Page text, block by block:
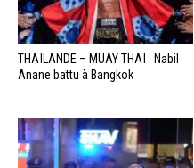
THAÏLANDE – MUAY THAÏ : Nabil
Anane battu à Bangkok